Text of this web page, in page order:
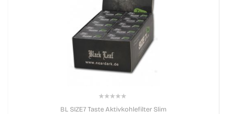
BL SIZE7 Taste Aktivkohlefilter Slim